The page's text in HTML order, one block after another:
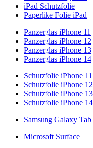
iPad Schutzfolie
Paperlike Folie iPad
Panzerglas iPhone 11
Panzerglas iPhone 12
Panzerglas iPhone 13
Panzerglas iPhone 14
Schutzfolie iPhone 11
Schutzfolie iPhone 12
Schutzfolie iPhone 13
Schutzfolie iPhone 14
Samsung Galaxy Tab
Microsoft Surface